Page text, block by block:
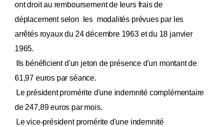
ont droit au remboursement de leurs frais de
déplacement selon les modalités prévues par les
arrêtés royaux du 24 décembre 1963 et du 18 janvier
1965.
Ils bénéficient d'un jeton de présence d'un montant de
61,97 euros par séance.
Le président promérite d'une indemnité complémentaire
de 247,89 euros par mois.
Le vice-président promérite d'une indemnité